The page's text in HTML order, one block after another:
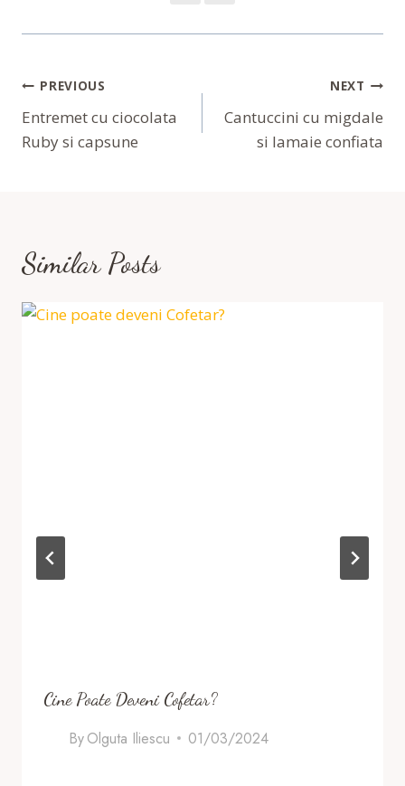
Navigare
În
Articole
PREVIOUS
Entremet cu ciocolata
Ruby si capsune
NEXT
Cantuccini cu migdale
si lamaie confiata
Similar Posts
Cine Poate Deveni Cofetar?
ByOlguta Iliescu 01/03/2024